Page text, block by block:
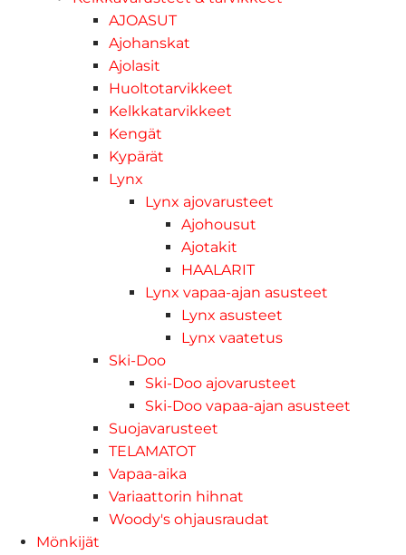
AJOASUT
Ajohanskat
Ajolasit
Huoltotarvikkeet
Kelkkatarvikkeet
Kengät
Kypärät
Lynx
Lynx ajovarusteet
Ajohousut
Ajotakit
HAALARIT
Lynx vapaa-ajan asusteet
Lynx asusteet
Lynx vaatetus
Ski-Doo
Ski-Doo ajovarusteet
Ski-Doo vapaa-ajan asusteet
Suojavarusteet
TELAMATOT
Vapaa-aika
Variaattorin hihnat
Woody's ohjausraudat
Mönkijät